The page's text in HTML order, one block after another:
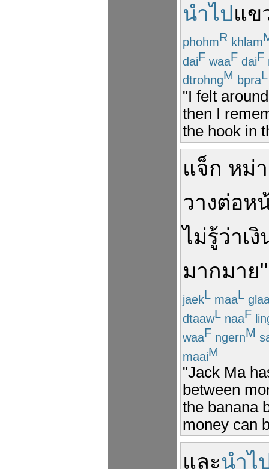
นำไป แข
phohmR khlam
daiF waaF daiF
dtrohngM bpraL
"I felt
then I
the hook in
แจ็ก หม่า
วางต่อห
ไม่รู้ว่าเงิ
มากมาย"
jaekL maaL
dtaawL naaF
waaF ngernM
maaiM
"Jack Ma
between
the banana
money can
และนำไ